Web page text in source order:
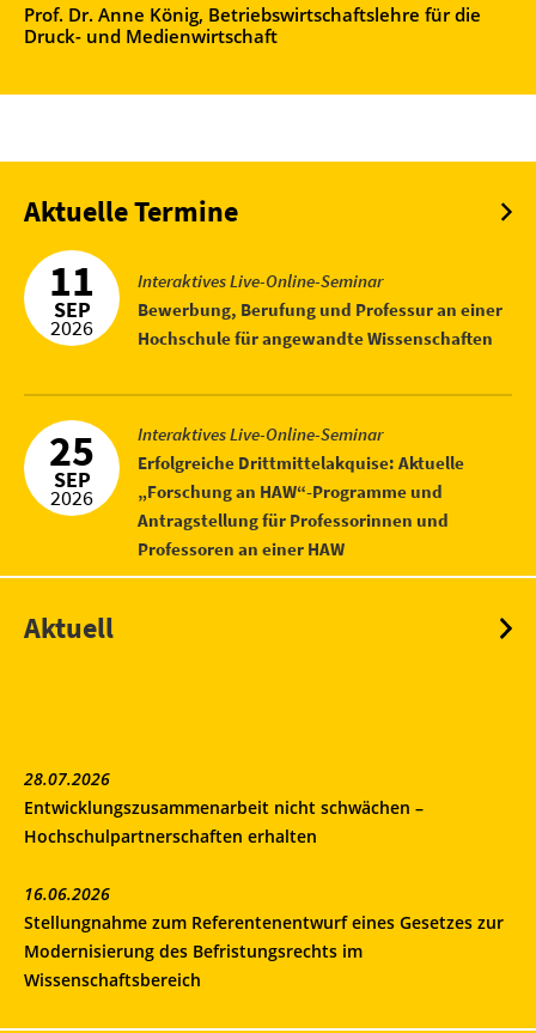
für die
haben.”
Aktuelle Termine
11
SEP
2026
Interaktives Live-Online-Seminar
Bewerbung, Berufung und Professur an einer
Hochschule für angewandte Wissenschaften
25
SEP
2026
Interaktives Live-Online-Seminar
Erfolgreiche Drittmittelakquise: Aktuelle
„Forschung an HAW“-Programme und
Antragstellung für Professorinnen und
Professoren an einer HAW
Aktuell
28.07.2026
Entwicklungszusammenarbeit nicht schwächen –
Hochschulpartnerschaften erhalten
16.06.2026
Stellungnahme zum Referentenentwurf eines Gesetzes zur
Modernisierung des Befristungsrechts im
Wissenschaftsbereich